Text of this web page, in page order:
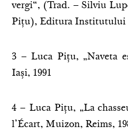
vergi“, (Trad. – Silviu
Pițu), Editura Institutului
3 – Luca Pițu, „Naveta
Iași, 1991
4 – Luca Pițu, „La
l’Écart, Muizon, Reims,